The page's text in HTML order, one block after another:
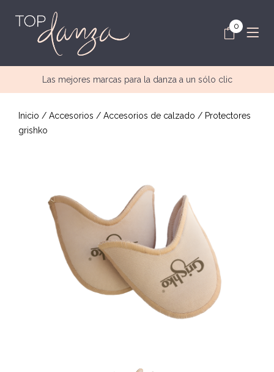
0
Las mejores marcas para la danza a un sólo clic
Inicio / Accesorios / Accesorios de calzado / Protectores
grishko